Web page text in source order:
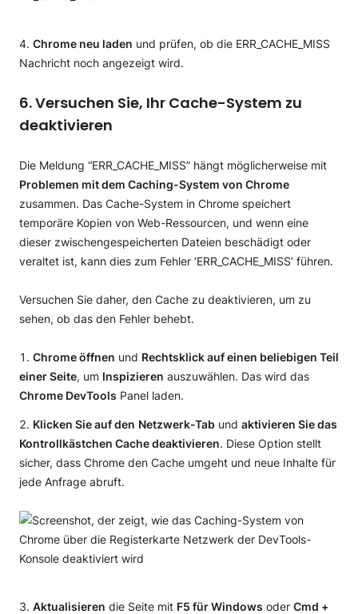
Chrome neu laden und prüfen, ob die ERR_CACHE_MISS
Nachricht noch angezeigt wird.
6. Versuchen Sie, Ihr Cache-System zu
deaktivieren
Die Meldung “ERR_CACHE_MISS” hängt möglicherweise mit
Problemen mit dem Caching-System von Chrome
zusammen. Das Cache-System in Chrome speichert
temporäre Kopien von Web-Ressourcen, und wenn eine
dieser zwischengespeicherten Dateien beschädigt oder
veraltet ist, kann dies zum Fehler ‘ERR_CACHE_MISS’ führen.
Versuchen Sie daher, den Cache zu deaktivieren, um zu
sehen, ob das den Fehler behebt.
Chrome öffnen und Rechtsklick auf einen beliebigen Teil
einer Seite, um Inspizieren auszuwählen. Das wird das
Chrome DevTools Panel laden.
Klicken Sie auf den Netzwerk-Tab und aktivieren Sie das
Kontrollkästchen Cache deaktivieren. Diese Option stellt
sicher, dass Chrome den Cache umgeht und neue Inhalte für
jede Anfrage abruft.
Aktualisieren die Seite mit F5 für Windows oder Cmd +